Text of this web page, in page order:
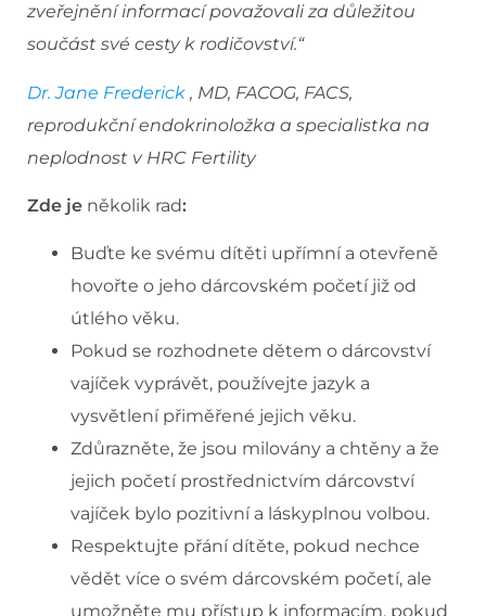
zveřejnění informací považovali za důležitou
součást své cesty k rodičovství.“
Dr. Jane Frederick , MD, FACOG, FACS,
reprodukční endokrinoložka a specialistka na
neplodnost v HRC Fertility
Zde je několik rad:
Buďte ke svému dítěti upřímní a otevřeně
hovořte o jeho dárcovském početí již od
útlého věku.
Pokud se rozhodnete dětem o dárcovství
vajíček vyprávět, používejte jazyk a
vysvětlení přiměřené jejich věku.
Zdůrazněte, že jsou milovány a chtěny a že
jejich početí prostřednictvím dárcovství
vajíček bylo pozitivní a láskyplnou volbou.
Respektujte přání dítěte, pokud nechce
vědět více o svém dárcovském početí, ale
umožněte mu přístup k informacím, pokud